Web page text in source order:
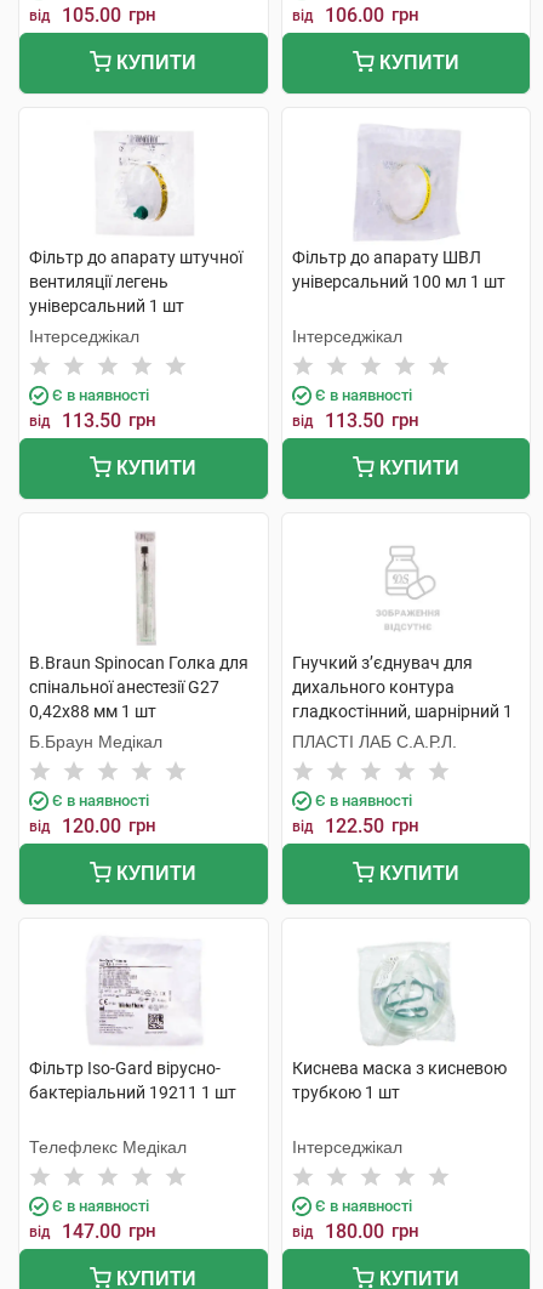
від 105.00 грн
КУПИТИ
від 106.00 грн
КУПИТИ
Фільтр до апарату штучної
вентиляції легень
універсальний 1 шт
Інтерседжікал
Є в наявності
від 113.50 грн
КУПИТИ
Фільтр до апарату ШВЛ
універсальний 100 мл 1 шт
Інтерседжікал
Є в наявності
від 113.50 грн
КУПИТИ
B.Braun Spinocan Голка для
спінальної анестезії G27
0,42x88 мм 1 шт
Б.Браун Медікал
Є в наявності
від 120.00 грн
КУПИТИ
Гнучкий з’єднувач для
дихального контура
гладкостінний, шарнірний 1
шт
ПЛАСТІ ЛАБ С.А.Р.Л.
Є в наявності
від 122.50 грн
КУПИТИ
Фільтр Iso-Gard вірусно-
бактеріальний 19211 1 шт
Телефлекс Медікал
Є в наявності
від 147.00 грн
КУПИТИ
Киснева маска з кисневою
трубкою 1 шт
Інтерседжікал
Є в наявності
від 180.00 грн
КУПИТИ